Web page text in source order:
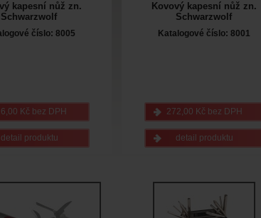
kapesní nůž zn.
Schwarzwolf
číslo: 8005
Kč bez DPH
detail produktu
Kovový kapesní nůž zn.
Schwarzwolf
Katalogové číslo: 8001
272,00 Kč bez DPH
detail produktu